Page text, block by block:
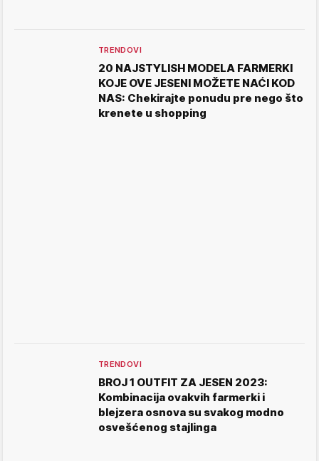
TRENDOVI
20 NAJSTYLISH MODELA FARMERKI
KOJE OVE JESENI MOŽETE NAĆI KOD
NAS: Chekirajte ponudu pre nego što
krenete u shopping
TRENDOVI
BROJ 1 OUTFIT ZA JESEN 2023:
Kombinacija ovakvih farmerki i
blejzera osnova su svakog modno
osvešćenog stajlinga